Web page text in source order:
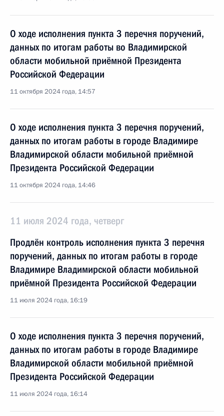
О ходе исполнения пункта 3 перечня поручений,
данных по итогам работы во Владимирской
области мобильной приёмной Президента
Российской Федерации
11 октября 2024 года, 14:57
О ходе исполнения пункта 3 перечня поручений,
данных по итогам работы в городе Владимире
Владимирской области мобильной приёмной
Президента Российской Федерации
11 октября 2024 года, 14:46
11 июля 2024 года, четверг
Продлён контроль исполнения пункта 3 перечня
поручений, данных по итогам работы в городе
Владимире Владимирской области мобильной
приёмной Президента Российской Федерации
11 июля 2024 года, 16:19
О ходе исполнения пункта 3 перечня поручений,
данных по итогам работы в городе Владимире
Владимирской области мобильной приёмной
Президента Российской Федерации
11 июля 2024 года, 16:14